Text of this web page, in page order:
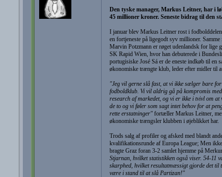
Den tyske manager, Markus Leitner, har i
45 millioner kroner. Seneste bidrag til den
I januar blev Markus Leitner rost i
en fortjeneste på ligegodt syv millioner.
Marvin Potzmann er røget udenlandsk for lige
SK Rapid Wien, hvor han debuterede i
portugisiske José Sá er de eneste indkøb til
økonomiske trængte klub, leder efter midler til
"Jeg vil gerne slå fast, at vi ikke sælger bare
fodboldklub. Vi vil aldrig gå på kompromis
research af markedet, og vi er ikke i tvivl om
de to og vi føler som sagt intet behov for at
rette erstatninger"fortæller Markus Leitner,
økonomiske trængsler klubben i øjeblikket har.
Trods salg af profiler og afsked med blandt
kvalifikationsrunde af Europa League; Men
bragte Graz foran 3-2 samlet hjemme på
Stjarnan, hvilket statistikken også viser. 54-11
skarphed, hvilket resultatmæssigt gjorde det til
være i stand til at slå Partizan!"